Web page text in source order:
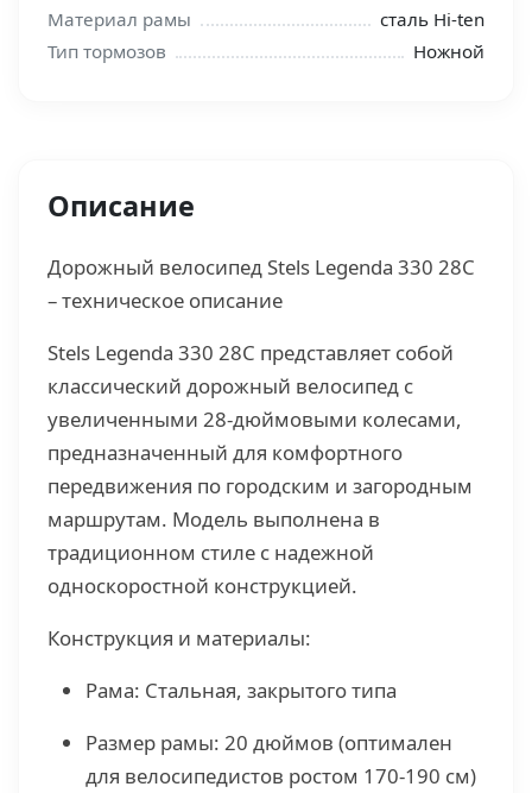
Материал рамы
сталь Hi-ten
Тип тормозов
Ножной
Описание
Дорожный велосипед Stels Legenda 330 28C
– техническое описание
Stels Legenda 330 28C представляет собой
классический дорожный велосипед с
увеличенными 28-дюймовыми колесами,
предназначенный для комфортного
передвижения по городским и загородным
маршрутам. Модель выполнена в
традиционном стиле с надежной
односкоростной конструкцией.
Конструкция и материалы:
Рама: Стальная, закрытого типа
Размер рамы: 20 дюймов (оптимален
для велосипедистов ростом 170-190 см)